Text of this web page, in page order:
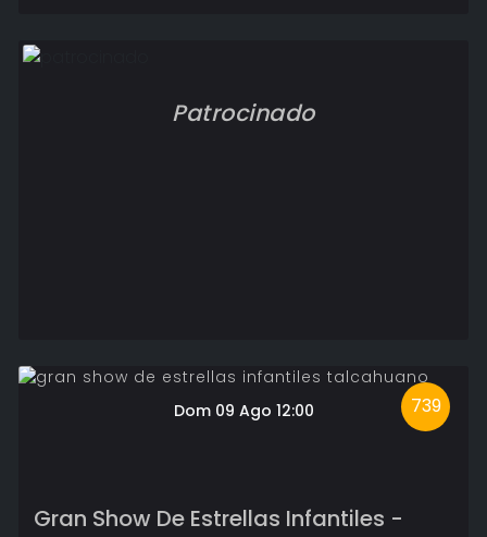
Patrocinado
739
Dom 09 Ago 12:00
Gran Show De Estrellas Infantiles -